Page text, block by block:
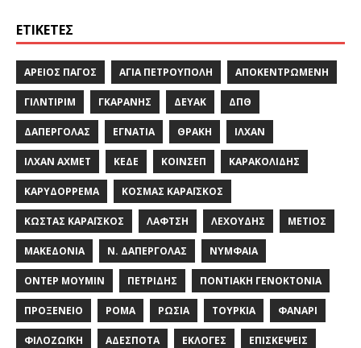
ΕΤΙΚΈΤΕΣ
ΆΡΕΙΟΣ ΠΆΓΟΣ ΑΓΊΑ ΠΕΤΡΟΎΠΟΛΗ ΑΠΟΚΕΝΤΡΩΜΈΝΗ
ΓΙΛΝΤΙΡΊΜ ΓΚΑΡΆΝΗΣ ΔΕΥΑΚ ΔΠΘ
ΔΑΠΈΡΓΟΛΑΣ ΕΓΝΑΤΊΑ ΘΡΆΚΗ ΙΛΧΆΝ
ΙΛΧΆΝ ΑΧΜΈΤ ΚΕΔΕ ΚΟΙΝΣΕΠ ΚΑΡΑΚΟΛΊΔΗΣ
ΚΑΡΥΔΌΡΡΕΜΑ ΚΟΣΜΆΣ ΚΑΡΑΪ́ΣΚΟΣ
ΚΏΣΤΑΣ ΚΑΡΑΪ́ΣΚΟΣ ΛΑΦΤΣΉ ΛΕΧΟΎΔΗΣ ΜΈΤΙΟΣ
ΜΑΚΕΔΟΝΊΑ Ν. ΔΑΠΈΡΓΟΛΑΣ ΝΥΜΦΑΊΑ
ΟΝΤΈΡ ΜΟΥΜΊΝ ΠΕΤΡΊΔΗΣ ΠΟΝΤΙΑΚΉ ΓΕΝΟΚΤΟΝΊΑ
ΠΡΟΞΕΝΕΊΟ ΡΟΜΆ ΡΩΣΊΑ ΤΟΥΡΚΊΑ ΦΑΝΆΡΙ
ΦΙΛΟΖΩΪΚΉ ΑΔΈΣΠΟΤΑ ΕΚΛΟΓΈΣ ΕΠΙΣΚΈΨΕΙΣ